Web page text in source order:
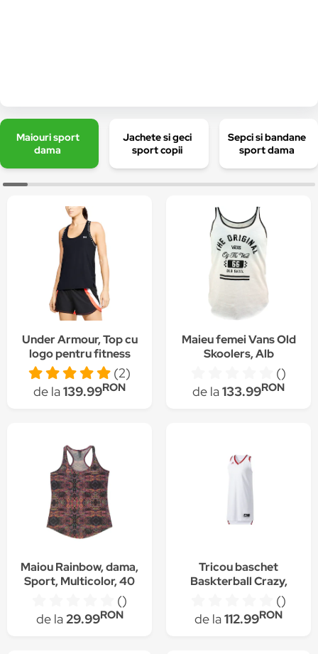
Maiouri sport
dama
Jachete si geci
sport copii
Sepci si bandane
sport dama
Under Armour, Top cu
logo pentru fitness
Knockout, Negru
(2)
de la139.99RON
Maieu femei Vans Old
Skoolers, Alb
()
de la133.99RON
Maiou Rainbow, dama,
Sport, Multicolor, 40
()
de la29.99RON
Tricou baschet
Baskterball Crazy,
Adidas, Alb/Rosu, 2XL
()
de la112.99RON